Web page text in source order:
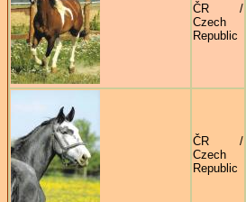
ČR /
Czech
Republic
ČR /
Czech
Republic